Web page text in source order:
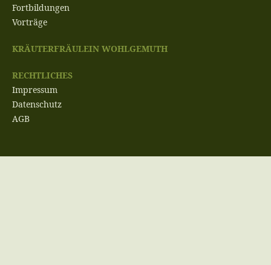
Fortbildungen
Vorträge
KRÄUTERFRÄULEIN WOHLGEMUTH
RECHTLICHES
Impressum
Datenschutz
AGB